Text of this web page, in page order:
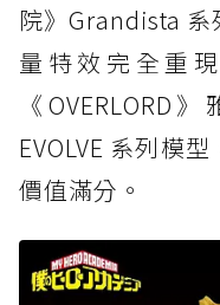
院》Grandista
量特效完全重
《OVERLORD
EVOLVE 系列模
價值滿分。